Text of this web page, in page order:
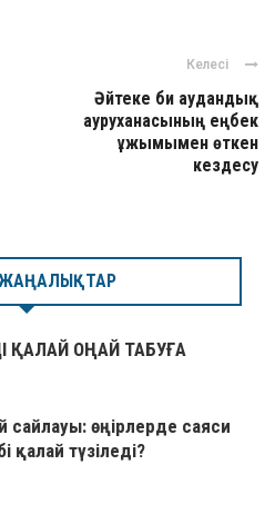
Келесі
Әйтеке би аудандық
ауруханасының еңбек
ұжымымен өткен
кездесу
ҚАЛАЙ ОҢАЙ ТАБУҒА
сайлауы: өңірлерде саяси
қалай түзіледі?